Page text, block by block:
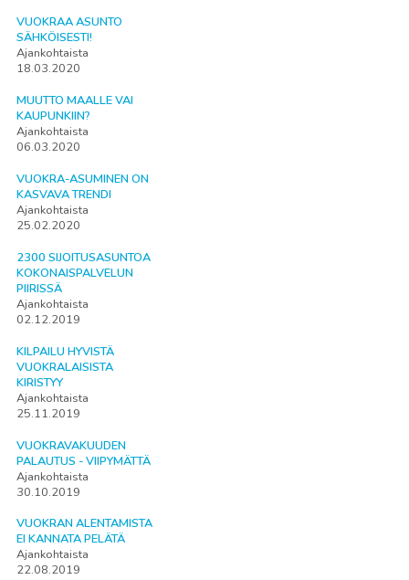
VUOKRAA ASUNTO
SÄHKÖISESTI!
Ajankohtaista
18.03.2020
MUUTTO MAALLE VAI
KAUPUNKIIN?
Ajankohtaista
06.03.2020
VUOKRA-ASUMINEN ON
KASVAVA TRENDI
Ajankohtaista
25.02.2020
2300 SIJOITUSASUNTOA
KOKONAISPALVELUN
PIIRISSÄ
Ajankohtaista
02.12.2019
KILPAILU HYVISTÄ
VUOKRALAISISTA
KIRISTYY
Ajankohtaista
25.11.2019
VUOKRAVAKUUDEN
PALAUTUS - VIIPYMÄTTÄ
Ajankohtaista
30.10.2019
VUOKRAN ALENTAMISTA
EI KANNATA PELÄTÄ
Ajankohtaista
22.08.2019